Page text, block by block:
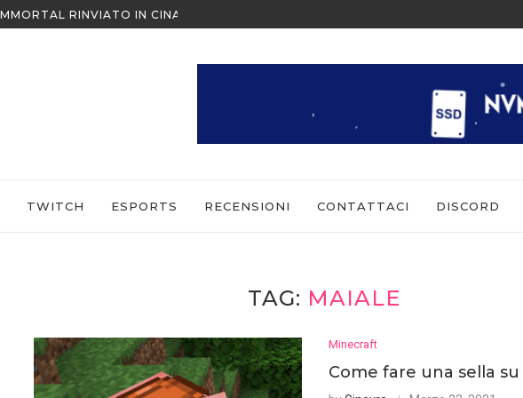
RINVIATO IN CINA ALL’ULTIMO MOMENTO
TWITCH ESPORTS RECENSIONI CONTATTACI DISCORD
TAG: MAIALE
Minecraft
Come fare una sella